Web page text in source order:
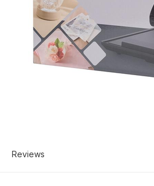
Reviews